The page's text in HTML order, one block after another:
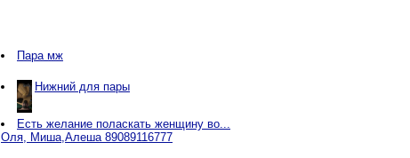
Пара мж
Нижний для пары
Есть желание поласкать женщину во...
Оля, Миша,Алеша 89089116777